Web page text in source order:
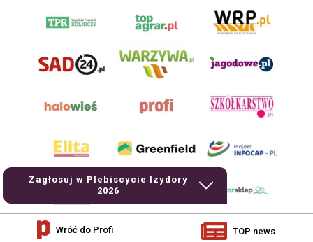
Zagłosuj w Plebiscycie Izydory
2026
Wróć do Profi TOP news